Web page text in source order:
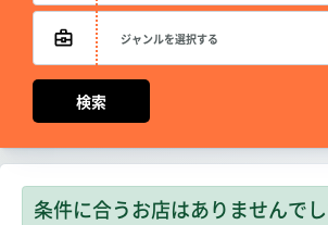
条件に合うお店はありませんでし